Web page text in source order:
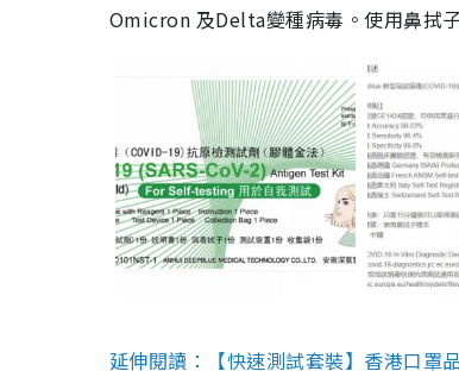
Omicron 及Delta變種病毒。使用鼻拭
延伸閱讀：【快速測試套裝】香港口